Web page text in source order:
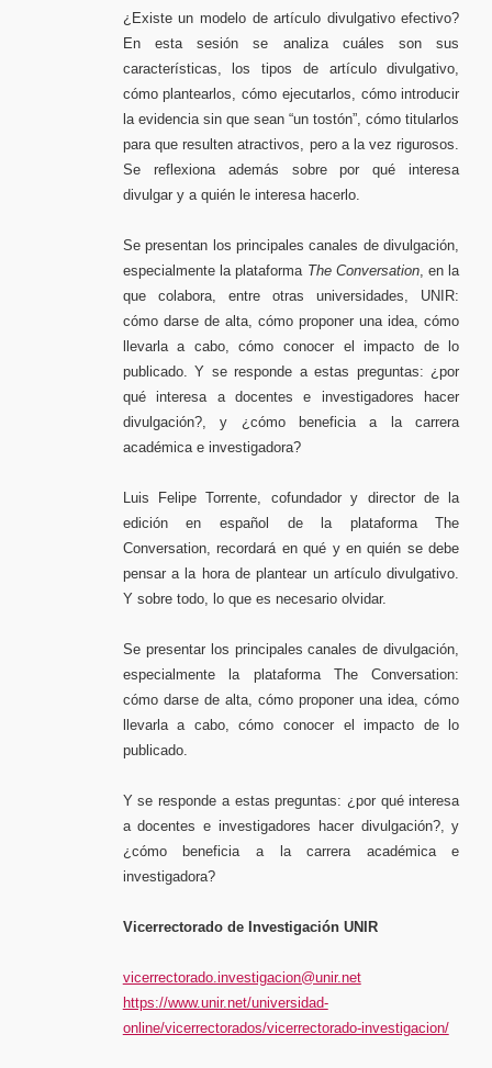
¿Existe un modelo de artículo divulgativo efectivo?
En esta sesión se analiza cuáles son sus
características, los tipos de artículo divulgativo,
cómo plantearlos, cómo ejecutarlos, cómo introducir
la evidencia sin que sean “un tostón”, cómo titularlos
para que resulten atractivos, pero a la vez rigurosos.
Se reflexiona además sobre por qué interesa
divulgar y a quién le interesa hacerlo.
Se presentan los principales canales de divulgación,
especialmente la plataforma The Conversation, en la
que colabora, entre otras universidades, UNIR:
cómo darse de alta, cómo proponer una idea, cómo
llevarla a cabo, cómo conocer el impacto de lo
publicado. Y se responde a estas preguntas: ¿por
qué interesa a docentes e investigadores hacer
divulgación?, y ¿cómo beneficia a la carrera
académica e investigadora?
Luis Felipe Torrente, cofundador y director de la
edición en español de la plataforma The
Conversation, recordará en qué y en quién se debe
pensar a la hora de plantear un artículo divulgativo.
Y sobre todo, lo que es necesario olvidar.
Se presentar los principales canales de divulgación,
especialmente la plataforma The Conversation:
cómo darse de alta, cómo proponer una idea, cómo
llevarla a cabo, cómo conocer el impacto de lo
publicado.
Y se responde a estas preguntas: ¿por qué interesa
a docentes e investigadores hacer divulgación?, y
¿cómo beneficia a la carrera académica e
investigadora?
Vicerrectorado de Investigación UNIR
vicerrectorado.investigacion@unir.net
https://www.unir.net/universidad-
online/vicerrectorados/vicerrectorado-investigacion/